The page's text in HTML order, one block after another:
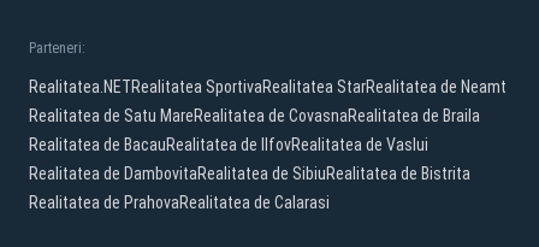
Parteneri:
Realitatea.NETRealitatea SportivaRealitatea StarRealitatea de Neamt
Realitatea de Satu MareRealitatea de CovasnaRealitatea de Braila
Realitatea de BacauRealitatea de IlfovRealitatea de Vaslui
Realitatea de DambovitaRealitatea de SibiuRealitatea de Bistrita
Realitatea de PrahovaRealitatea de Calarasi